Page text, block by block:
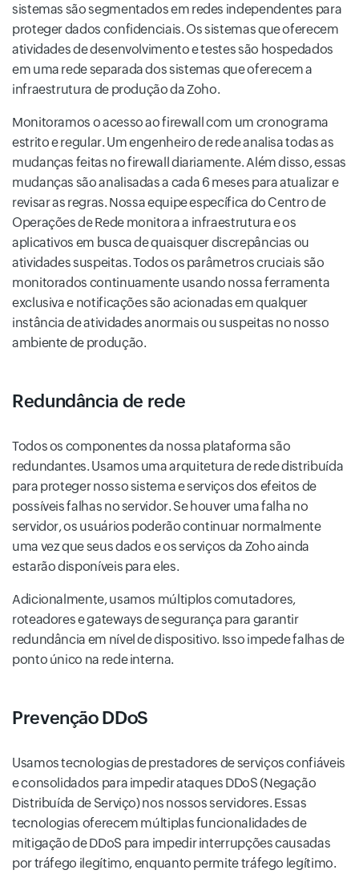
sistemas são segmentados em redes independentes para
proteger dados confidenciais. Os sistemas que oferecem
atividades de desenvolvimento e testes são hospedados
em uma rede separada dos sistemas que oferecem a
infraestrutura de produção da Zoho.
Monitoramos o acesso ao firewall com um cronograma
estrito e regular. Um engenheiro de rede analisa todas as
mudanças feitas no firewall diariamente. Além disso, essas
mudanças são analisadas a cada 6 meses para atualizar e
revisar as regras. Nossa equipe específica do Centro de
Operações de Rede monitora a infraestrutura e os
aplicativos em busca de quaisquer discrepâncias ou
atividades suspeitas. Todos os parâmetros cruciais são
monitorados continuamente usando nossa ferramenta
exclusiva e notificações são acionadas em qualquer
instância de atividades anormais ou suspeitas no nosso
ambiente de produção.
Redundância de rede
Todos os componentes da nossa plataforma são
redundantes. Usamos uma arquitetura de rede distribuída
para proteger nosso sistema e serviços dos efeitos de
possíveis falhas no servidor. Se houver uma falha no
servidor, os usuários poderão continuar normalmente
uma vez que seus dados e os serviços da Zoho ainda
estarão disponíveis para eles.
Adicionalmente, usamos múltiplos comutadores,
roteadores e gateways de segurança para garantir
redundância em nível de dispositivo. Isso impede falhas de
ponto único na rede interna.
Prevenção DDoS
Usamos tecnologias de prestadores de serviços confiáveis
e consolidados para impedir ataques DDoS (Negação
Distribuída de Serviço) nos nossos servidores. Essas
tecnologias oferecem múltiplas funcionalidades de
mitigação de DDoS para impedir interrupções causadas
por tráfego ilegítimo, enquanto permite tráfego legítimo.